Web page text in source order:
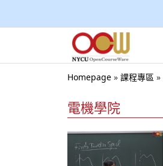
Homepage » 課程專區 »
電機學院